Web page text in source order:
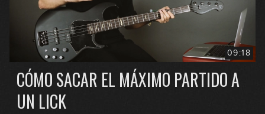
09:18
CÓMO SACAR EL MÁXIMO PARTIDO A
UN LICK